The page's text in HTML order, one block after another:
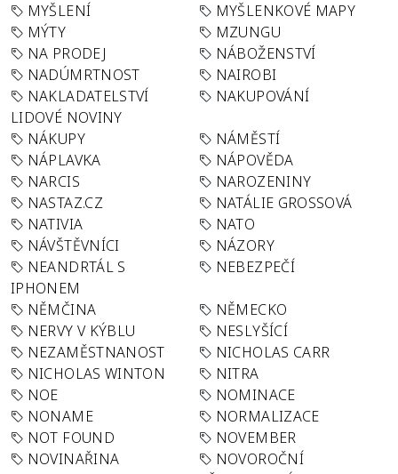
MYŠLENÍ
MYŠLENKOVÉ MAPY
MÝTY
MZUNGU
NA PRODEJ
NÁBOŽENSTVÍ
NADÚMRTNOST
NAIROBI
NAKLADATELSTVÍ
LIDOVÉ NOVINY
NAKUPOVÁNÍ
NÁKUPY
NÁMĚSTÍ
NÁPLAVKA
NÁPOVĚDA
NARCIS
NAROZENINY
NASTAZ.CZ
NATÁLIE GROSSOVÁ
NATIVIA
NATO
NÁVŠTĚVNÍCI
NÁZORY
NEANDRTÁL S
IPHONEM
NEBEZPEČÍ
NĚMČINA
NĚMECKO
NERVY V KÝBLU
NESLYŠÍCÍ
NEZAMĚSTNANOST
NICHOLAS CARR
NICHOLAS WINTON
NITRA
NOE
NOMINACE
NONAME
NORMALIZACE
NOT FOUND
NOVEMBER
NOVINAŘINA
NOVOROČNÍ